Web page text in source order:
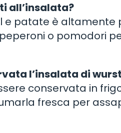
all’insalata?
e patate è altamente
o pomodori
l’insalata di
conservata in
fresca per